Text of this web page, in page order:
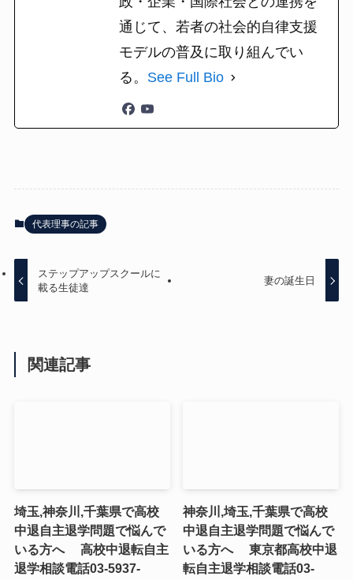
通じて、若者の社会的自律支援
モデルの普及に取り組んでい
る。 See Full Bio
代表理事の記事
ステップアップスクールに
載る生徒達
妻の誕生日
関連記事
埼玉,神奈川,千葉県で高校
中退自主退学問題で悩んで
いる方へ 高校中退転自主
退学相談電話03-5937-
神奈川,埼玉,千葉県で高校
中退自主退学問題で悩んで
いる方へ 東京都高校中退
転自主退学相談電話03-